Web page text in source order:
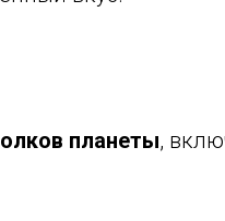
планеты,